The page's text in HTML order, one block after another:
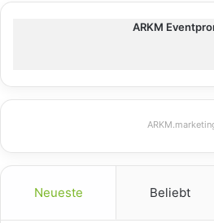
ARKM
Neueste Beliebt